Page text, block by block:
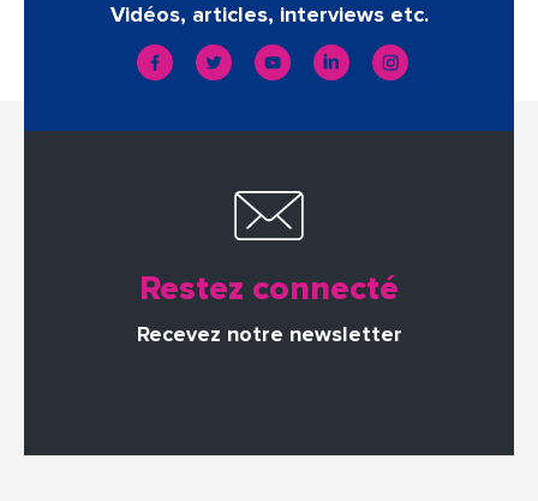
Vidéos, articles, interviews etc.
Restez connecté
Recevez notre newsletter